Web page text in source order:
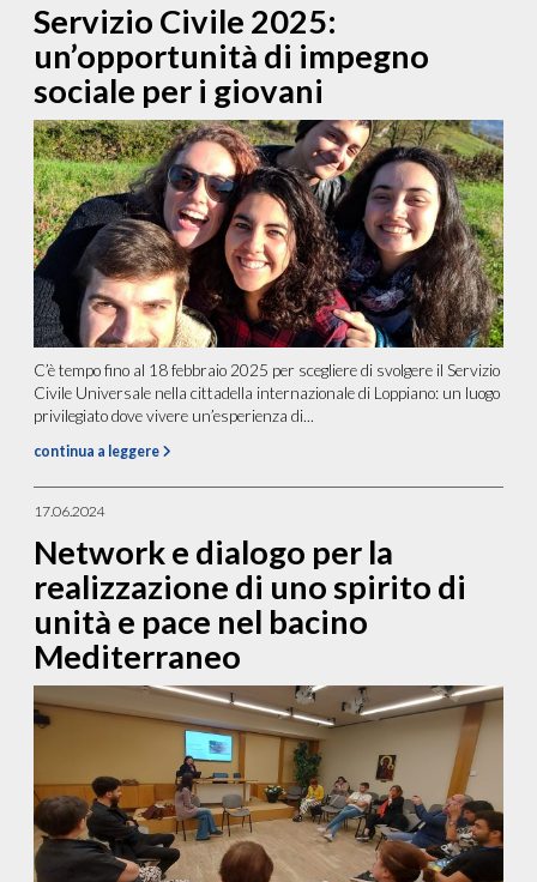
Servizio Civile 2025:
un’opportunità di impegno
sociale per i giovani
C’è tempo fino al 18 febbraio 2025 per scegliere di svolgere il Servizio
Civile Universale nella cittadella internazionale di Loppiano: un luogo
privilegiato dove vivere un’esperienza di...
continua a leggere
17.06.2024
Network e dialogo per la
realizzazione di uno spirito di
unità e pace nel bacino
Mediterraneo